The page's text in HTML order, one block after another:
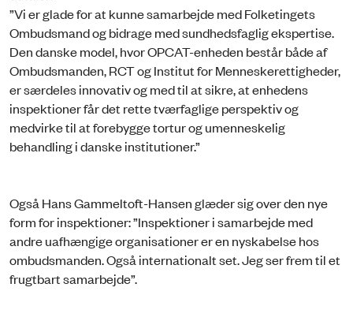
”Vi er glade for at kunne samarbejde med Folketingets
Ombudsmand og bidrage med sundhedsfaglig ekspertise.
Den danske model, hvor OPCAT-enheden består både af
Ombudsmanden, RCT og Institut for Menneskerettigheder,
er særdeles innovativ og med til at sikre, at enhedens
inspektioner får det rette tværfaglige perspektiv og
medvirke til at forebygge tortur og umenneskelig
behandling i danske institutioner.”
Også Hans Gammeltoft-Hansen glæder sig over den nye
form for inspektioner: ”Inspektioner i samarbejde med
andre uafhængige organisationer er en nyskabelse hos
ombudsmanden. Også internationalt set. Jeg ser frem til et
frugtbart samarbejde”.